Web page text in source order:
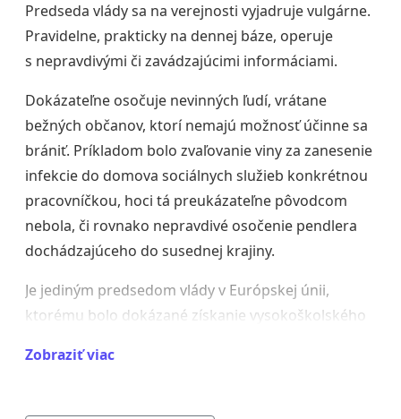
Predseda vlády sa na verejnosti vyjadruje vulgárne.
Pravidelne, prakticky na dennej báze, operuje
s nepravdivými či zavádzajúcimi informáciami.
Dokázateľne osočuje nevinných ľudí, vrátane
bežných občanov, ktorí nemajú možnosť účinne sa
brániť. Príkladom bolo zvaľovanie viny za zanesenie
infekcie do domova sociálnych služieb konkrétnou
pracovníčkou, hoci tá preukázateľne pôvodcom
nebola, či rovnako nepravdivé osočenie pendlera
dochádzajúceho do susednej krajiny.
Je jediným predsedom vlády v Európskej únii,
ktorému bolo dokázané získanie vysokoškolského
Zobraziť viac